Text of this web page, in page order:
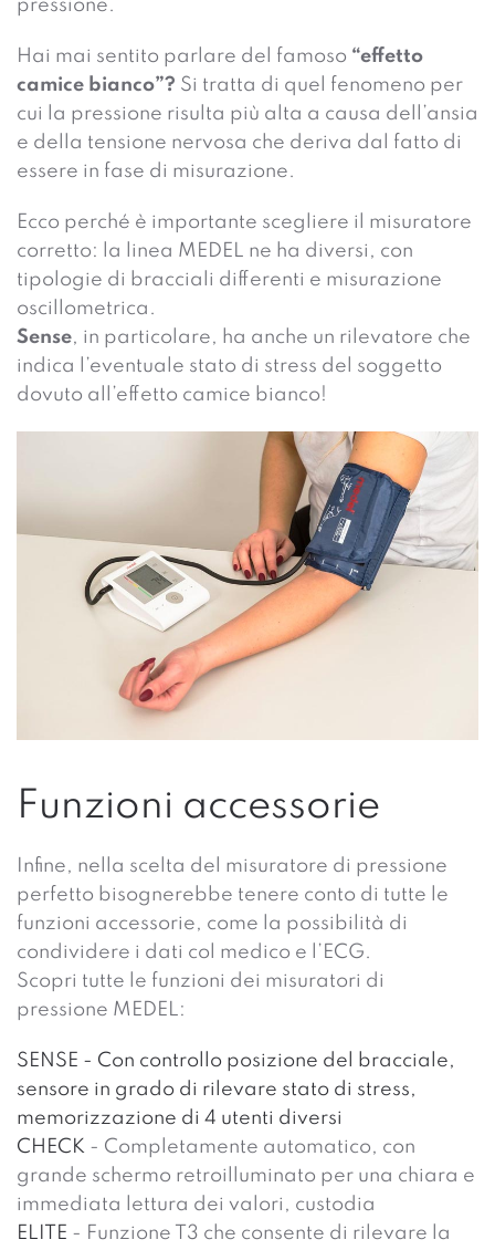
pressione.
Hai mai sentito parlare del famoso “effetto
camice bianco”? Si tratta di quel fenomeno per
cui la pressione risulta più alta a causa dell’ansia
e della tensione nervosa che deriva dal fatto di
essere in fase di misurazione.
Ecco perché è importante scegliere il misuratore
corretto: la linea MEDEL ne ha diversi, con
tipologie di bracciali differenti e misurazione
oscillometrica.
Sense, in particolare, ha anche un rilevatore che
indica l’eventuale stato di stress del soggetto
dovuto all’effetto camice bianco!
Funzioni accessorie
Infine, nella scelta del misuratore di pressione
perfetto bisognerebbe tenere conto di tutte le
funzioni accessorie, come la possibilità di
condividere i dati col medico e l’ECG.
Scopri tutte le funzioni dei misuratori di
pressione MEDEL:
SENSE - Con controllo posizione del bracciale,
sensore in grado di rilevare stato di stress,
memorizzazione di 4 utenti diversi
CHECK - Completamente automatico, con
grande schermo retroilluminato per una chiara e
immediata lettura dei valori, custodia
ELITE - Funzione T3 che consente di rilevare la